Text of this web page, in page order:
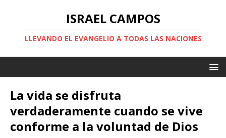
ISRAEL CAMPOS
LLEVANDO EL EVANGELIO A TODAS LAS NACIONES
La vida se disfruta
verdaderamente cuando se vive
conforme a la voluntad de Dios